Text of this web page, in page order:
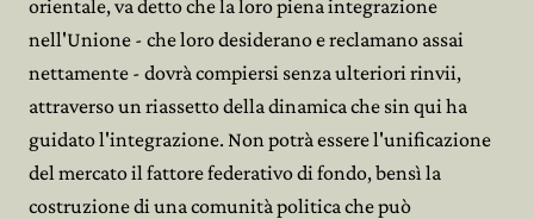
orientale, va detto che la loro piena integrazione
nell'Unione - che loro desiderano e reclamano assai
nettamente - dovrà compiersi senza ulteriori rinvii,
attraverso un riassetto della dinamica che sin qui ha
guidato l'integrazione. Non potrà essere l'unificazione
del mercato il fattore federativo di fondo, bensì la
costruzione di una comunità politica che può